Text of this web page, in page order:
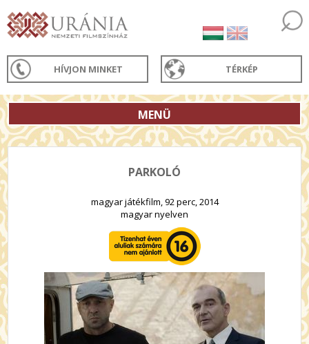
HÍVJON MINKET TÉRKÉP
MENÜ
PARKOLÓ
magyar játékfilm, 92 perc, 2014
magyar nyelven